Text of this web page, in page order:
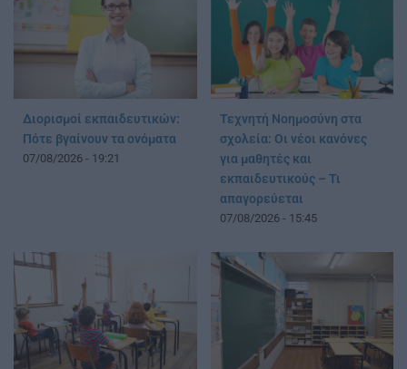
Διορισμοί εκπαιδευτικών:
Πότε βγαίνουν τα ονόματα
07/08/2026 - 19:21
Τεχνητή Νοημοσύνη στα
σχολεία: Οι νέοι κανόνες
για μαθητές και
εκπαιδευτικούς – Τι
απαγορεύεται
07/08/2026 - 15:45